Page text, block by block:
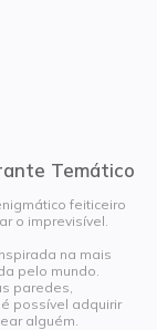
Temático
feiticeiro
o imprevisível.
na mais
pelo mundo.
paredes,
possível adquirir
alguém.